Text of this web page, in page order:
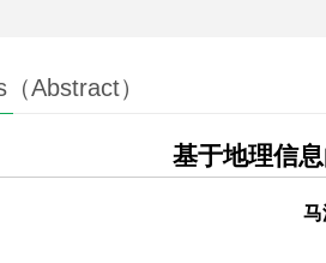
Abstract）
基于地理信
马